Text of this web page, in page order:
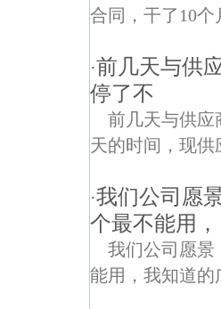
合同，干了10
·前几天与供
停了不
前几天与供应
天的时间，现供
·我们公司愿
个最不能用，
我们公司愿景
能用，我知道的